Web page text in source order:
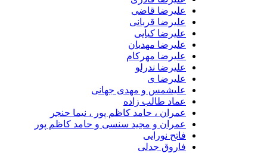
علیرضا قاضی
علیرضا قربانی
علیرضا کیایی
علیرضا مهدیان
علیرضا مهرکام
علیرضا ندرلو
علیرضا ی
علیشمس و مهدی جهانی
عماد طالب زاده
عمران ، حامد کاظم پور ، نیما حنجر
عمران و مجید سنسی و حامد کاظم پور
فاتح نورایی
فاروق جدلی